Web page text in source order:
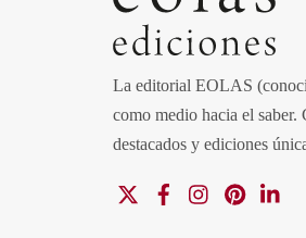
La editorial EOLAS
como medio hacia el saber.
destacados y ediciones
FacebookInstagramPinterest